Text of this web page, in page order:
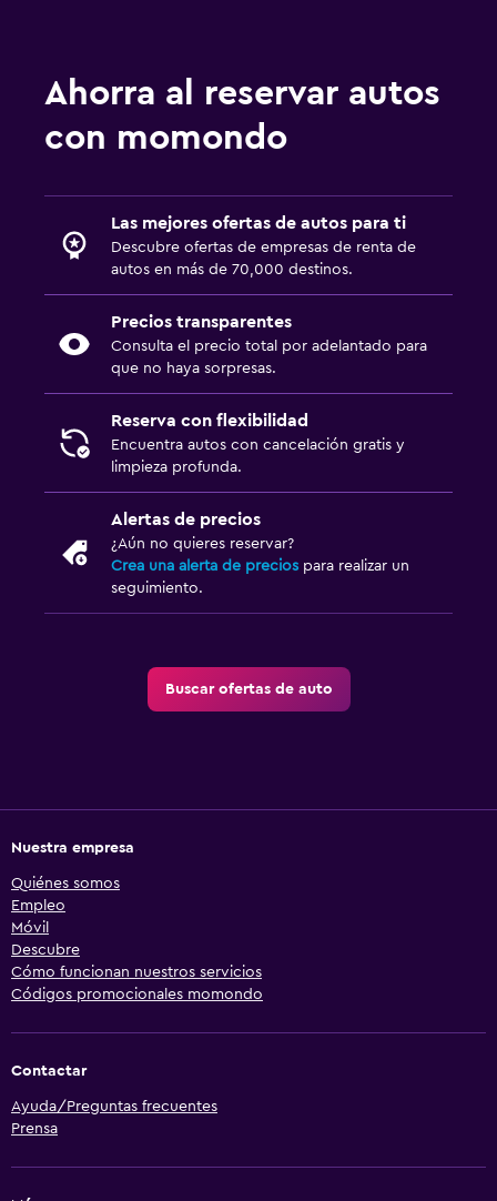
Ahorra al reservar autos
con momondo
Las mejores ofertas de autos para ti
Descubre ofertas de empresas de renta de
autos en más de 70,000 destinos.
Precios transparentes
Consulta el precio total por adelantado para
que no haya sorpresas.
Reserva con flexibilidad
Encuentra autos con cancelación gratis y
limpieza profunda.
Alertas de precios
¿Aún no quieres reservar?
Crea una alerta de precios para realizar un
seguimiento.
Buscar ofertas de auto
Nuestra empresa
Quiénes somos
Empleo
Móvil
Descubre
Cómo funcionan nuestros servicios
Códigos promocionales momondo
Contactar
Ayuda/Preguntas frecuentes
Prensa